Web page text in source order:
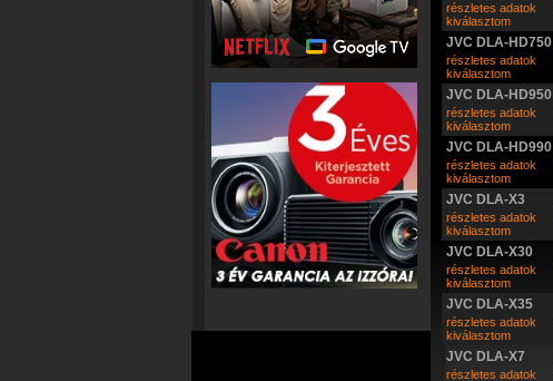
részletes adatok
kiválasztom
JVC DLA-HD750
részletes adatok
kiválasztom
JVC DLA-HD950
részletes adatok
kiválasztom
JVC DLA-HD990
részletes adatok
kiválasztom
JVC DLA-X3
részletes adatok
kiválasztom
JVC DLA-X30
részletes adatok
kiválasztom
JVC DLA-X35
részletes adatok
kiválasztom
JVC DLA-X7
részletes adatok